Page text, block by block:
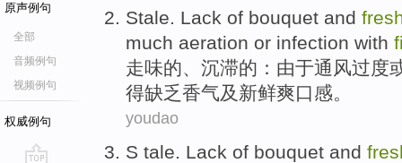
原声例句
全部
音频例句
视频例句
权威例句
Stale. Lack of bouquet and
much aeration or infection with
走味的、沉滞的：由于通风过度
得缺乏香气及 新鲜爽口感。
youdao
S tale. Lack of bouquet and